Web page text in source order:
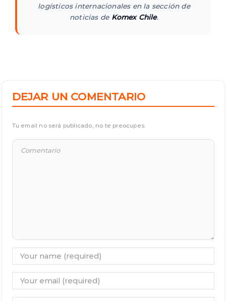
logísticos internacionales en la sección de
noticias de Komex Chile.
DEJAR UN COMENTARIO
Tu email no será publicado, no te preocupes.